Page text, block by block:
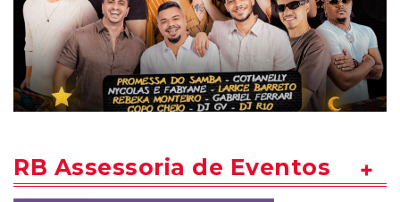
RB Assessoria de Eventos